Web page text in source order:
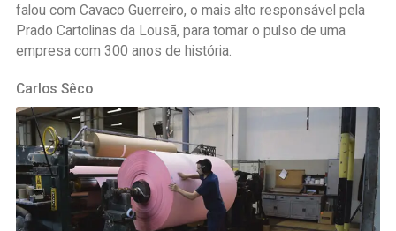
falou com Cavaco Guerreiro, o mais alto responsável pela
Prado Cartolinas da Lousã, para tomar o pulso de uma
empresa com 300 anos de história.
Carlos Sêco